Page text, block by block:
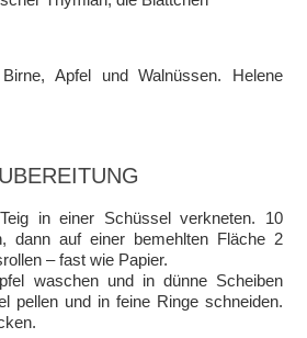
in einer Schüssel verkneten. 10
dann auf einer bemehlten Fläche 2
– fast wie Papier.
waschen und in dünne Scheiben
pellen und in feine Ringe schneiden.